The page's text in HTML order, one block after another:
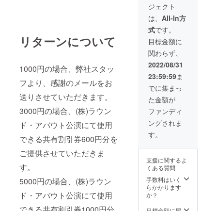
リターンについて
1000円の場合、弊社スタッ
フより、感謝のメールをお
送りさせていただきます。
3000円の場合、(株)ラウン
ド・アバウト公演にて使用
できる共有割引券600円分を
ご提供させていただきま
す。
5000円の場合、(株)ラウン
ド・アバウト公演にて使用
ジェクト
は、 All-In方
式です。
目標金額に
関わらず、
2022/08/31
23:59:59ま
でに集まっ
た金額が
ファンディ
ングされま
す。
支援に関するよ
くある質問
手数料はいく
らかかります
か？